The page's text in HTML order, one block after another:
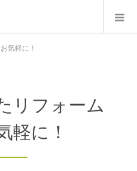
気軽に！
リフォーム
軽に！